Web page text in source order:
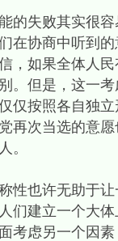
失败其实很容
在协商中听到
，如果全体人
。但是，这一
仅按照各自独
再次当选的意
。
也许无助于让
们建立一个大
考虑另一个因